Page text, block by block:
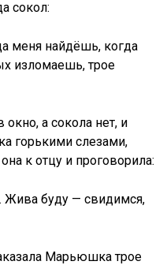
сокол:
меня найдёшь, когда
изломаешь, трое
а сокола нет, и
горькими слезами,
к отцу и проговорила:
Жива буду — свидимся,
Марьюшка трое